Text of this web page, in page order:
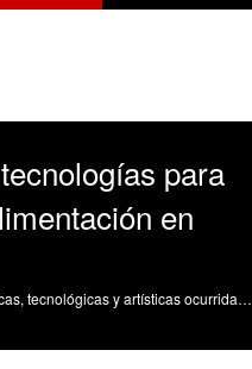
para
en
Divulgación de las actividades científicas, tecnológicas y artísticas ocurridas en los tres campus de la UPV